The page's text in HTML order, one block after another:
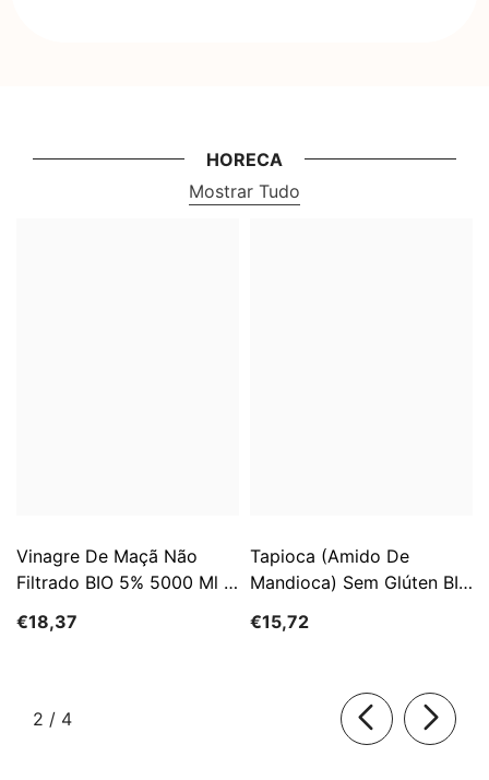
HORECA
Mostrar Tudo
Vinagre De Maçã Não
Filtrado BIO 5% 5000 Ml -
€18,37
Tapioca (Amido De
Mandioca) Sem Glúten BIO
€15,72
2 / de
4